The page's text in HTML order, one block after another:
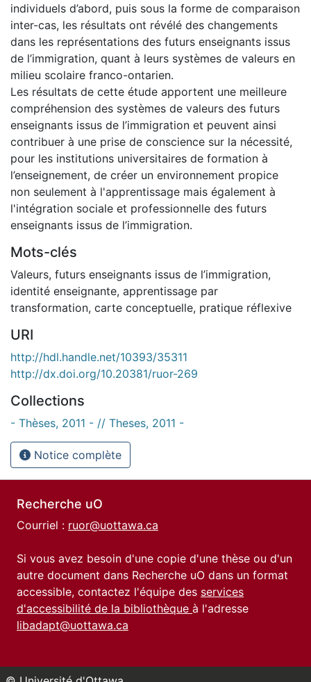
individuels d’abord, puis sous la forme de comparaison
inter-cas, les résultats ont révélé des changements
dans les représentations des futurs enseignants issus
de l’immigration, quant à leurs systèmes de valeurs en
milieu scolaire franco-ontarien.
Les résultats de cette étude apportent une meilleure
compréhension des systèmes de valeurs des futurs
enseignants issus de l’immigration et peuvent ainsi
contribuer à une prise de conscience sur la nécessité,
pour les institutions universitaires de formation à
l’enseignement, de créer un environnement propice
non seulement à l'apprentissage mais également à
l'intégration sociale et professionnelle des futurs
enseignants issus de l’immigration.
Mots-clés
Valeurs, futurs enseignants issus de l’immigration,
identité enseignante, apprentissage par
transformation, carte conceptuelle, pratique réflexive
URI
http://hdl.handle.net/10393/35311
http://dx.doi.org/10.20381/ruor-269
Collections
- Thèses, 2011 - // Theses, 2011 -
Notice complète
Recherche uO
Courriel : ruor@uottawa.ca
Si vous avez besoin d'une copie d'une thèse ou d'un
autre document dans Recherche uO dans un format
accessible, contactez l'équipe des services
d'accessibilité de la bibliothèque à l'adresse
libadapt@uottawa.ca